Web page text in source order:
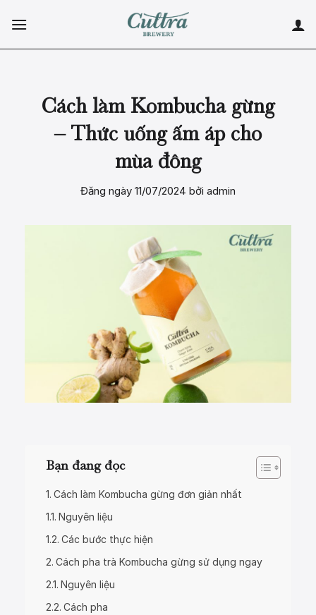
Cách làm Kombucha gừng
– Thức uống ấm áp cho
mùa đông
Đăng ngày 11/07/2024 bởi admin
Bạn đang đọc
Cách làm Kombucha gừng đơn giản nhất
Nguyên liệu
Các bước thực hiện
Cách pha trà Kombucha gừng sử dụng ngay
Nguyên liệu
Cách pha